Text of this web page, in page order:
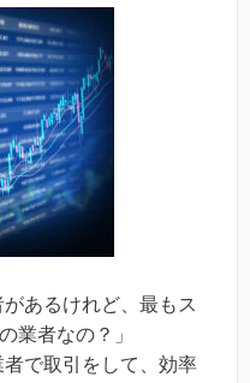
あるけれど、最もス
業者なの？」
者で取引をして、効率